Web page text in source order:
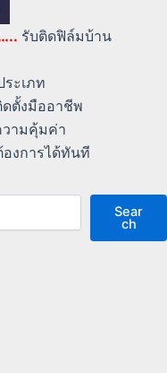
รับติดฟิล์มบ้าน
ะเภท
ตั้งมืออาชีพ
ามคุ้มค่า
งการได้ทันที
Sear
ch